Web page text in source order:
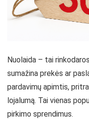
Nuolaida – tai
sumažina prekės ar
pardavimų apimtis,
lojalumą. Tai vienas
pirkimo sprendimus.